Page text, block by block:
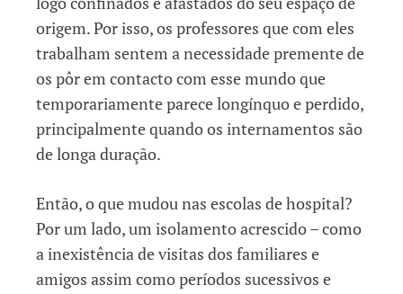
origem. Por isso, os professores que com eles
trabalham sentem a necessidade premente de
os pôr em contacto com esse mundo que
temporariamente parece longínquo e perdido,
principalmente quando os internamentos são
de longa duração.
Então, o que mudou nas escolas de hospital?
Por um lado, um isolamento acrescido – como
a inexistência de visitas dos familiares e
amigos assim como períodos sucessivos e